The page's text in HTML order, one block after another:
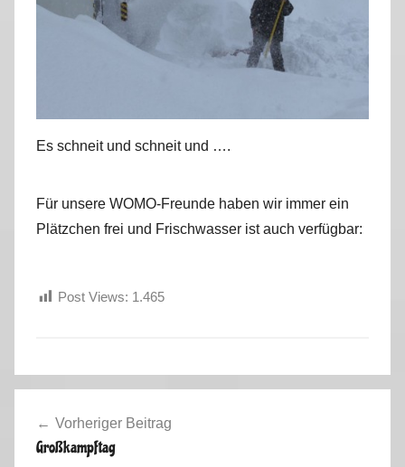
Es schneit und schneit und ….
Für unsere WOMO-Freunde haben wir immer ein
Plätzchen frei und Frischwasser ist auch verfügbar:
Post Views: 1.465
W
t
Vorheriger Beitrag
Großkampftag